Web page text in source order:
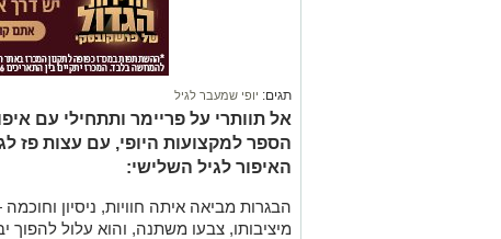
תגים: יופי שמעבר לגיל
אל תוותרי על פריימר ותתחילי עם
הספר למקצועות היופי, עם עצות פז
האיפור לגיל השלישי:
הבגרות מביאה איתה חוויות, ניסיון
מיציבותו, צבעו משתנה, והוא עלול